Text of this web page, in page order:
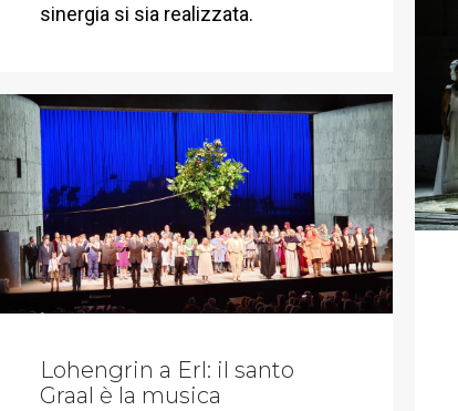
sinergia si sia realizzata.
Lohengrin a Erl: il santo
Graal è la musica